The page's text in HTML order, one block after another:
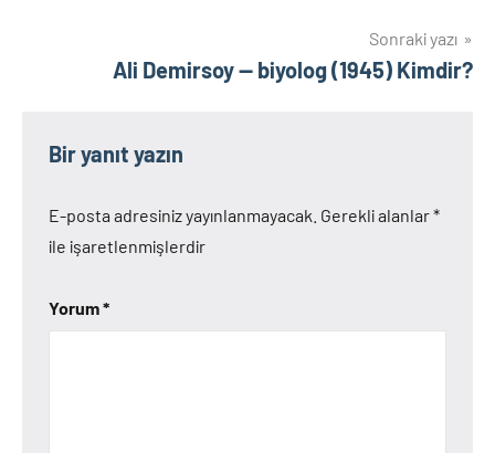
Sonraki yazı
Ali Demirsoy — biyolog (1945) Kimdir?
Bir yanıt yazın
E-posta adresiniz yayınlanmayacak. Gerekli alanlar*
ile işaretlenmişlerdir
Yorum*